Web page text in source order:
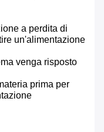
presto!
a perdita di
un'alimentazione
venga risposto
prima per